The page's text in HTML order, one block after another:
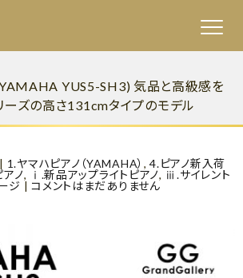
YUS5-SH3) 気品と高級感を
ーズの高さ131cmタイプのモデル
| 1.ヤマハピアノ（YAMAHA） ,4.ピアノ新入荷
ノ, ⅰ.新品アップライトピアノ, ⅲ.サイレント
ジ |コメントはまだありません